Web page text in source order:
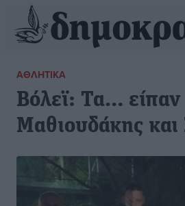
ΑΘΛΗΤΙΚΆ
Βόλεϊ: Τα… είπαν
Μαθιουδάκης και